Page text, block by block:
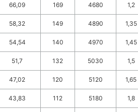
66,09 169 4680 1,2
58,32 149 4890 1,35
54,54 140 4970 1,45
51,7 132 5030 1,5
47,02 120 5120 1,65
43,83 112 5180 1,8